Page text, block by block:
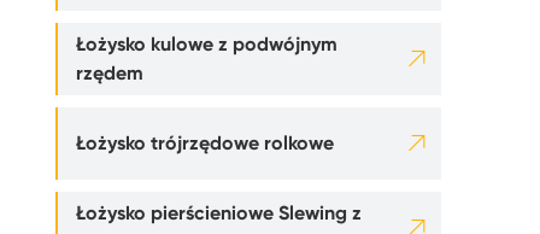
Łożysko kulowe z podwójnym
rzędem

Łożysko trójrzędowe rolkowe 
Łożysko pierścieniowe Slewing z